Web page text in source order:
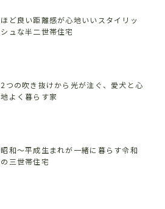
ほど良い距離感が心地いいスタイリッ
シュな半二世帯住宅
2つの吹き抜けから光が注ぐ、愛犬と心
地よく暮らす家
昭和〜平成生まれが一緒に暮らす令和
の三世帯住宅